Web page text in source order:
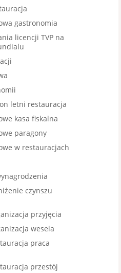
gastronomia
licencji TVP na
letni restauracja
kasa fiskalna
paragony
w restauracjach
czynszu
przyjęcia
wesela
praca
przestój